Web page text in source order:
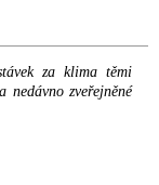
za klima těmi
nedávno zveřejněné